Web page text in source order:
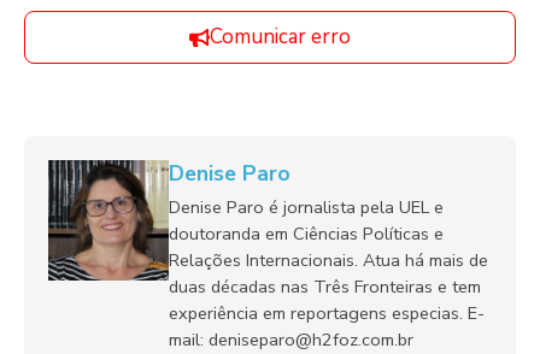
Comunicar erro
Denise Paro
Denise Paro é jornalista pela UEL e
doutoranda em Ciências Políticas e
Relações Internacionais. Atua há mais de
duas décadas nas Três Fronteiras e tem
experiência em reportagens especias. E-
mail: deniseparo@h2foz.com.br